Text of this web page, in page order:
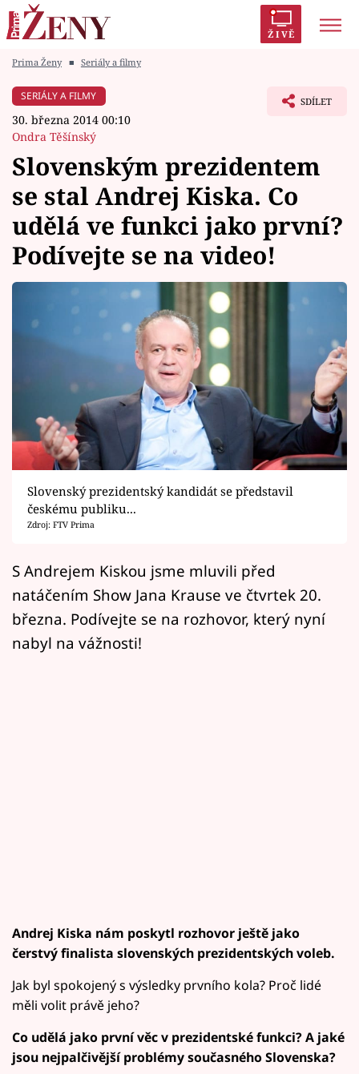
ŽIVĚ
Módní alarm
Témata
Celebrity
Vztahy
Seriály
Horoskopy
Sledujte prima+
Filmový festival Karlovy Vary
Mámy sobě
Přihlášení
Sledujte nás
Prima Ženy ■ Seriály a filmy
SERIÁLY A FILMY
30. března 2014 00:10
Ondra Těšínský
SDÍLET
Slovenským prezidentem
se stal Andrej Kiska. Co
udělá ve funkci jako první?
Podívejte se na video!
Slovenský prezidentský kandidát se představil
českému publiku...
Zdroj: FTV Prima
S Andrejem Kiskou jsme mluvili před
natáčením Show Jana Krause ve čtvrtek 20.
března. Podívejte se na rozhovor, který nyní
nabyl na vážnosti!
Andrej Kiska nám poskytl rozhovor ještě jako
čerstvý finalista slovenských prezidentských voleb.
Jak byl spokojený s výsledky prvního kola? Proč lidé
měli volit právě jeho?
Co udělá jako první věc v prezidentské funkci? A jaké
jsou nejpalčivější problémy současného Slovenska?